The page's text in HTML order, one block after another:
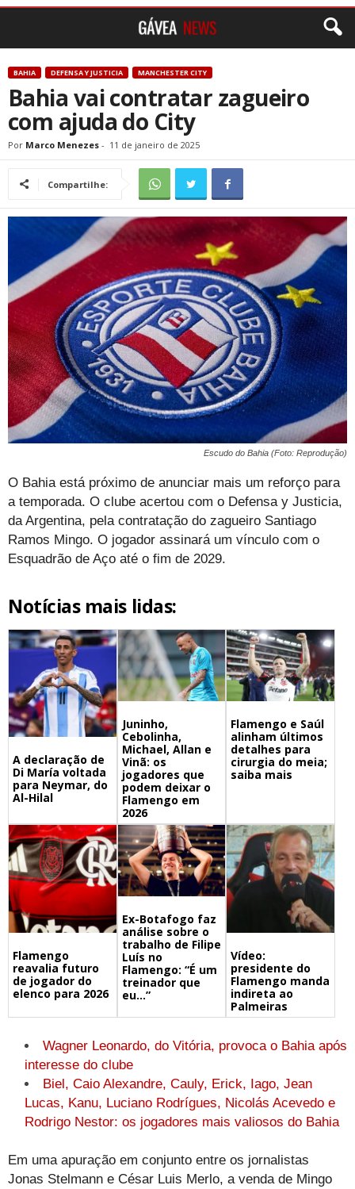
BAHIA DEFENSA Y JUSTICIA MANCHESTER CITY
Bahia vai contratar zagueiro
com ajuda do City
Por Marco Menezes - 11 de janeiro de 2025
Compartilhe:
Escudo do Bahia (Foto: Reprodução)
O Bahia está próximo de anunciar mais um reforço para
a temporada. O clube acertou com o Defensa y Justicia,
da Argentina, pela contratação do zagueiro Santiago
Ramos Mingo. O jogador assinará um vínculo com o
Esquadrão de Aço até o fim de 2029.
Notícias mais lidas:
A declaração de
Di María voltada
para Neymar, do
Al-Hilal
Juninho,
Cebolinha,
Michael, Allan e
Vinã: os
jogadores que
podem deixar o
Flamengo em
2026
Flamengo e Saúl
alinham últimos
detalhes para
cirurgia do meia;
saiba mais
Flamengo
reavalia futuro
de jogador do
elenco para 2026
Ex-Botafogo faz
análise sobre o
trabalho de Filipe
Luís no
Flamengo: “É um
treinador que
eu…”
Vídeo:
presidente do
Flamengo manda
indireta ao
Palmeiras
Wagner Leonardo, do Vitória, provoca o Bahia após
interesse do clube
Biel, Caio Alexandre, Cauly, Erick, Iago, Jean
Lucas, Kanu, Luciano Rodrígues, Nicolás Acevedo e
Rodrigo Nestor: os jogadores mais valiosos do Bahia
Em uma apuração em conjunto entre os jornalistas
Jonas Stelmann e César Luis Merlo, a venda de Mingo